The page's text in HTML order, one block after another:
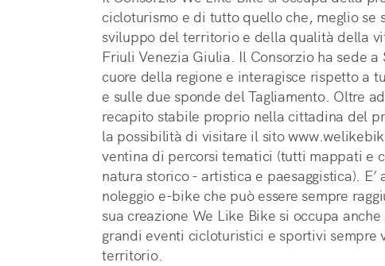
cicloturismo e di tutto quello che, meglio se
sviluppo del territorio e della qualità della
Friuli Venezia Giulia. Il Consorzio ha sede
cuore della regione e interagisce rispetto a
e sulle due sponde del Tagliamento. Oltre
recapito stabile proprio nella cittadina del
la possibilità di visitare il sito
ventina di percorsi tematici (tutti mappati e
natura storico - artistica e paesaggistica).
noleggio e-bike che può essere sempre
sua creazione We Like Bike si occupa
grandi eventi cicloturistici e sportivi sempre
territorio.